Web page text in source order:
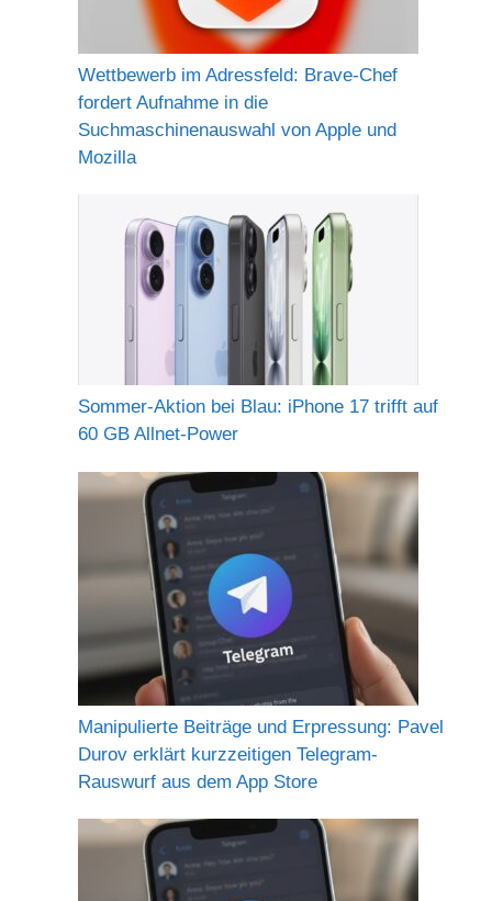
Wettbewerb im Adressfeld: Brave-Chef
fordert Aufnahme in die
Suchmaschinenauswahl von Apple und
Mozilla
Sommer-Aktion bei Blau: iPhone 17 trifft auf
60 GB Allnet-Power
Manipulierte Beiträge und Erpressung: Pavel
Durov erklärt kurzzeitigen Telegram-
Rauswurf aus dem App Store